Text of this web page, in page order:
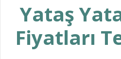
Yataş
Fiyatları